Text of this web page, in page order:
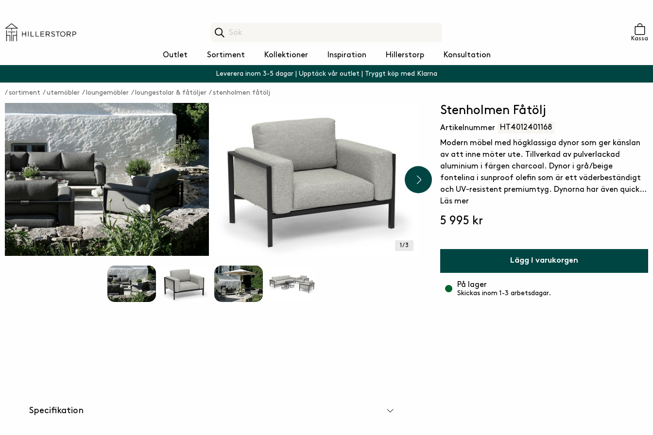
Kassa
Outlet Sortiment Kollektioner Inspiration Hillerstorp Konsultation
Leverera inom 3-5 dagar | Upptäck vår outlet | Tryggt köp med Klarna
sortiment utemöbler loungemöbler loungestolar & fåtöljer stenholmen fåtölj
1 / 3
Stenholmen Fåtölj
Artikelnummer HT4012401168
Modern möbel med högklassiga dynor som ger känslan
av att inne möter ute. Tillverkad av pulverlackad
aluminium i färgen charcoal. Dynor i grå/beige
fontelina i sunproof olefin som är ett väderbeständigt
och UV-resistent premiumtyg. Dynorna har även quick
dry foam i sitsen. Quick dry är ett unikt
god sittkomfort. Det är andningsbart, har öppen
optimalt för utomhusmöbler. Avtagbar klädsel,
maskintvätt 40 grader.
Läs mer
5 995 kr
Lägg i varukorgen
På lager
Skickas inom 1-3 arbetsdagar.
Specifikation